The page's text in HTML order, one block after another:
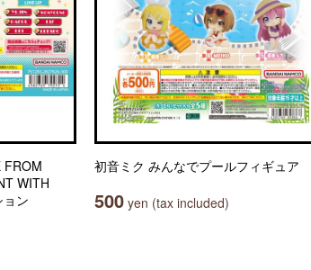
FROM
WITH
ン
初音ミク みんなでプールフィギュア
500 yen (tax included)